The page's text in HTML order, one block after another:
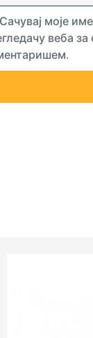
моје
веба